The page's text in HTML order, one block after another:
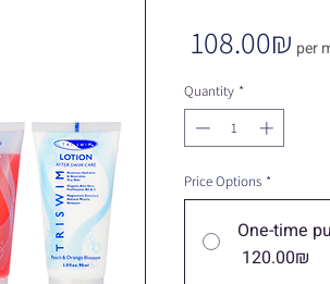
‏108.00 ‏₪ per
Quantity *
Price Options *
One-time
‏120.00 ‏₪